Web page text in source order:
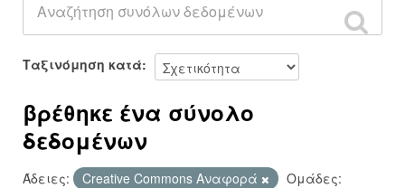
Ομάδες
Σχετικά
Ταξινόμηση κατά
βρέθηκε ένα σύνολο
δεδομένων
Άδειες: Creative Commons Αναφορά
Ομάδες: